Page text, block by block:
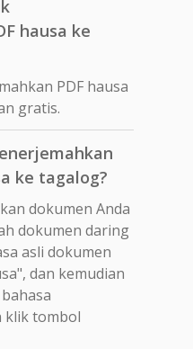
hausa ke
PDF hausa
gratis.
ke tagalog?
dokumen Anda
dokumen daring
asli dokumen
dan kemudian
klik tombol